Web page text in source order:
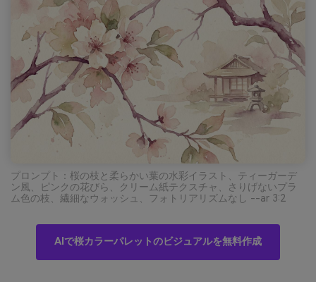
プロンプト：桜の枝と柔らかい葉の水彩イラスト、ティーガーデ
ン風、ピンクの花びら、クリーム紙テクスチャ、さりげないプラ
ム色の枝、繊細なウォッシュ、フォトリアリズムなし --ar 3:2
AIで桜カラーパレットのビジュアルを無料作成